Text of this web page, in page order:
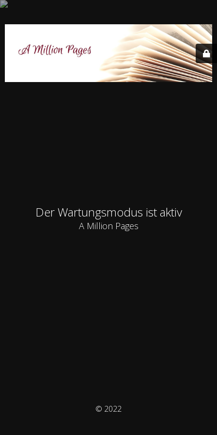
Der Wartungsmodus ist aktiv
A Million Pages
© 2022